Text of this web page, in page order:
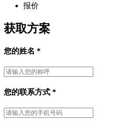
报价
获取方案
您的姓名 *
您的联系方式 *